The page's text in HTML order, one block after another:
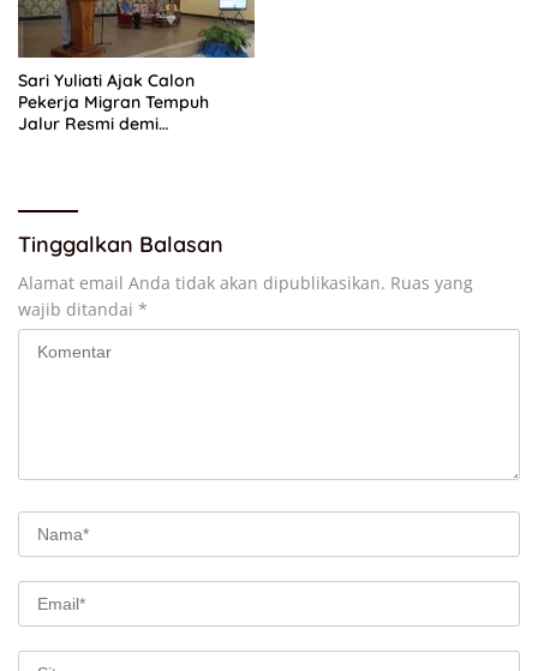
Sari Yuliati Ajak Calon
Pekerja Migran Tempuh
Jalur Resmi demi
Tinggalkan Balasan
Alamat email Anda tidak akan dipublikasikan. Ruas yang
wajib ditandai *